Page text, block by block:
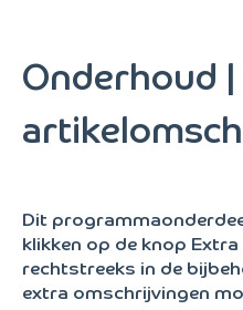
Onderhoud
Dit
klikken op de knop
rechtstreeks in de
extra omschrijvingen